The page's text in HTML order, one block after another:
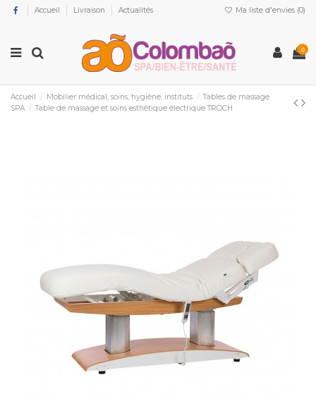
Accueil Livraison Actualités Ma liste d'envies (0)
0
Accueil Mobilier médical, soins, hygiène, instituts
Tables de massage
SPA
Table de massage et soins esthétique électrique TROCH